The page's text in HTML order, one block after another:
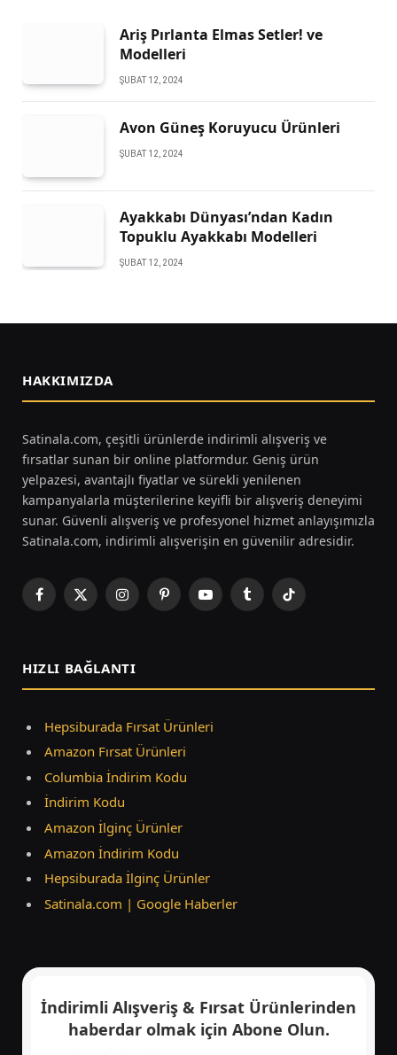
Ariş Pırlanta Elmas Setler! ve
Modelleri
ŞUBAT 12, 2024
Avon Güneş Koruyucu Ürünleri
ŞUBAT 12, 2024
Ayakkabı Dünyası’ndan Kadın
Topuklu Ayakkabı Modelleri
ŞUBAT 12, 2024
HAKKIMIZDA
Satinala.com, çeşitli ürünlerde indirimli alışveriş ve
fırsatlar sunan bir online platformdur. Geniş ürün
yelpazesi, avantajlı fiyatlar ve sürekli yenilenen
kampanyalarla müşterilerine keyifli bir alışveriş deneyimi
sunar. Güvenli alışveriş ve profesyonel hizmet anlayışımızla
Satinala.com, indirimli alışverişin en güvenilir adresidir.
Facebook
X
InstagramPinterestYouTubeTumblrTikTok
HIZLI BAĞLANTI
Hepsiburada Fırsat Ürünleri
Amazon Fırsat Ürünleri
Columbia İndirim Kodu
İndirim Kodu
Amazon İlginç Ürünler
Amazon İndirim Kodu
Hepsiburada İlginç Ürünler
Satinala.com | Google Haberler
İndirimli Alışveriş & Fırsat Ürünlerinden
haberdar olmak için Abone Olun.